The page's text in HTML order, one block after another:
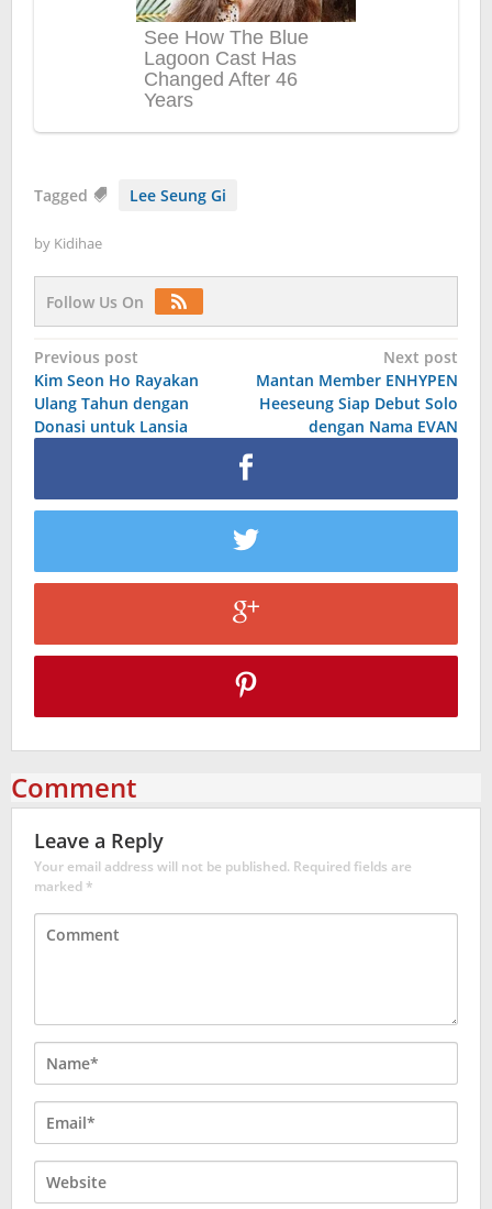
Tagged Lee Seung Gi
by Kidihae
Follow Us On
Post
navigation
Previous post
Kim Seon Ho Rayakan
Ulang Tahun dengan
Donasi untuk Lansia
Next post
Mantan Member ENHYPEN
Heeseung Siap Debut Solo
dengan Nama EVAN
Comment
Leave a Reply
Your email address will not be published. Required fields are
marked*